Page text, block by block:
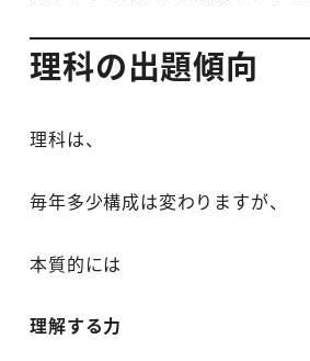
理科の出題傾向
理科は、
毎年多少構成は変わりますが、
本質的には
理解する力